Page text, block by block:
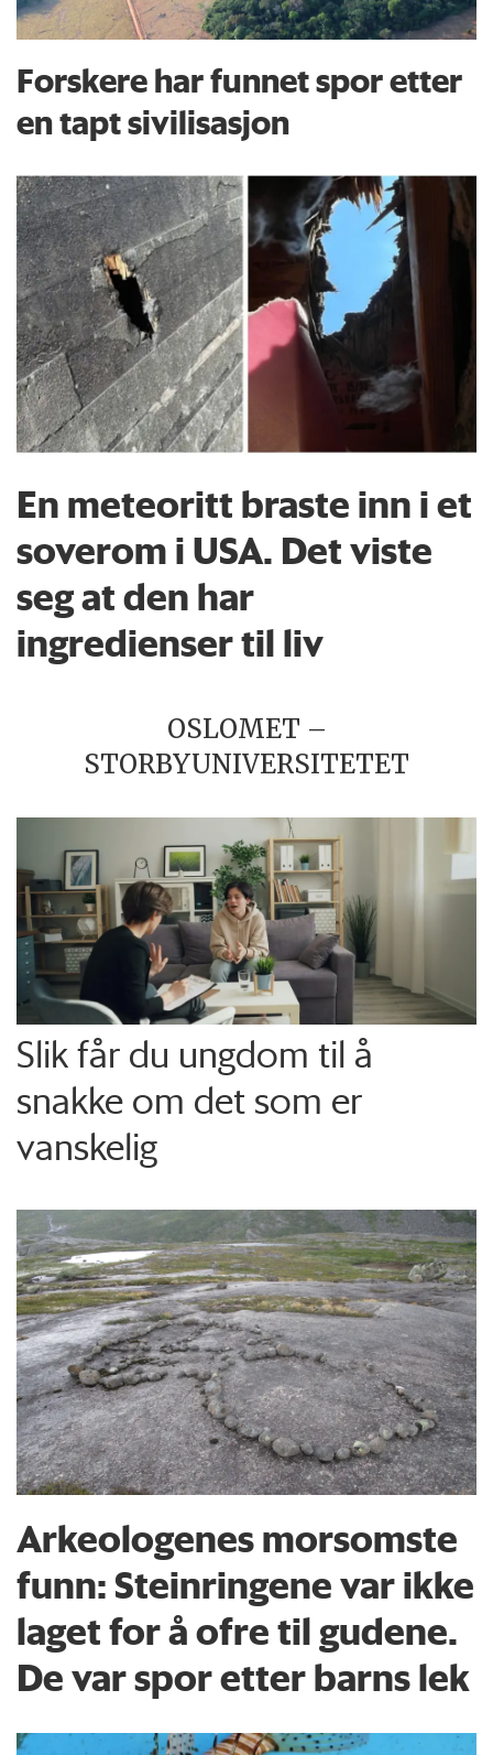
Forskere har funnet spor etter
en tapt sivilisasjon
En meteoritt braste inn i et
soverom i USA. Det viste
seg at den har
ingredienser til liv
OSLOMET –
STORBYUNIVERSITETET
Slik får du ungdom til å
snakke om det som er
vanskelig
Arkeologenes morsomste
funn: Steinringene var ikke
laget for å ofre til gudene.
De var spor etter barns lek